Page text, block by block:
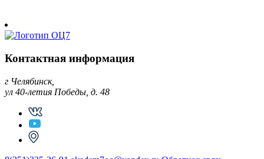
Контактная информация
г Челябинск,
ул 40-летия Победы, д. 48